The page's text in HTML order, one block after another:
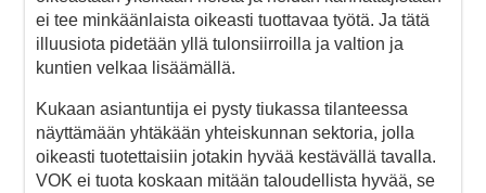
ei tee minkäänlaista oikeasti tuottavaa työtä. Ja tätä
illuusiota pidetään yllä tulonsiirroilla ja valtion ja
kuntien velkaa lisäämällä.
Kukaan asiantuntija ei pysty tiukassa tilanteessa
näyttämään yhtäkään yhteiskunnan sektoria, jolla
oikeasti tuotettaisiin jotakin hyvää kestävällä tavalla.
VOK ei tuota koskaan mitään taloudellista hyvää, se